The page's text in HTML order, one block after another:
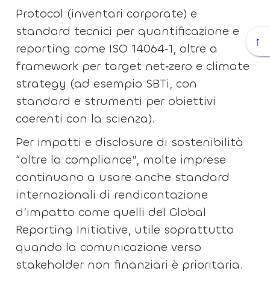
Protocol (inventari corporate) e
standard tecnici per quantificazione e
reporting come ISO 14064‑1, oltre a
framework per target net‑zero e climate
strategy (ad esempio SBTi, con
standard e strumenti per obiettivi
coerenti con la scienza).
Per impatti e disclosure di sostenibilità
“oltre la compliance”, molte imprese
continuano a usare anche standard
internazionali di rendicontazione
d’impatto come quelli del Global
Reporting Initiative, utile soprattutto
quando la comunicazione verso
stakeholder non finanziari è prioritaria.
↑